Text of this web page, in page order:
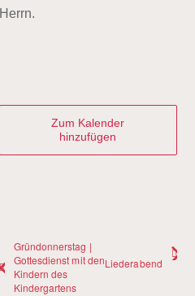
Herrn.
Zum Kalender
hinzufügen
Gründonnerstag |
Gottesdienst mit den
Kindern des
Kindergartens
Liederabend